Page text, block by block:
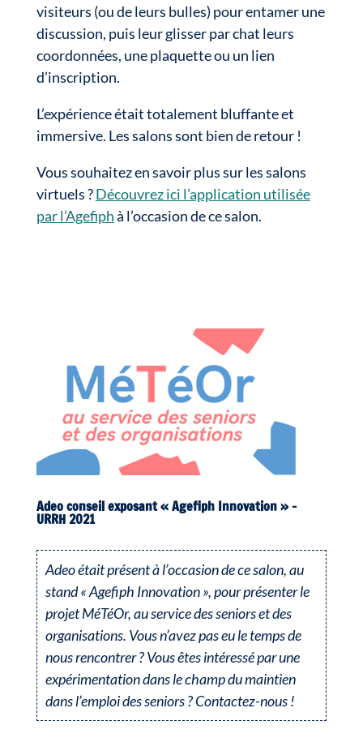
visiteurs (ou de leurs bulles) pour entamer une
discussion, puis leur glisser par chat leurs
coordonnées, une plaquette ou un lien
d’inscription.
L’expérience était totalement bluffante et
immersive. Les salons sont bien de retour !
Vous souhaitez en savoir plus sur les salons
virtuels ?Découvrez ici l’application utilisée
par l’Agefiphà l’occasion de ce salon.
Adeo conseil exposant « Agefiph Innovation » –
URRH 2021
Adeo était présent à l’occasion de ce salon, au
stand « Agefiph Innovation », pour présenter le
projet MéTéOr, au service des seniors et des
organisations. Vous n’avez pas eu le temps de
nous rencontrer ? Vous êtes intéressé par une
expérimentation dans le champ du maintien
dans l’emploi des seniors ? Contactez-nous !